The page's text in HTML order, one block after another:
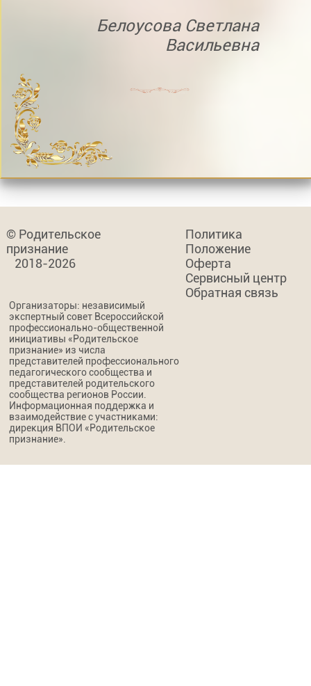
Белоусова Светлана
Васильевна
© Родительское
признание
2018-2026
Политика
Положение
Оферта
Сервисный центр
Обратная связь
Организаторы: независимый
экспертный совет Всероссийской
профессионально-общественной
инициативы «Родительское
признание» из числа
представителей профессионального
педагогического сообщества и
представителей родительского
сообщества регионов России.
Информационная поддержка и
взаимодействие с участниками:
дирекция ВПОИ «Родительское
признание».